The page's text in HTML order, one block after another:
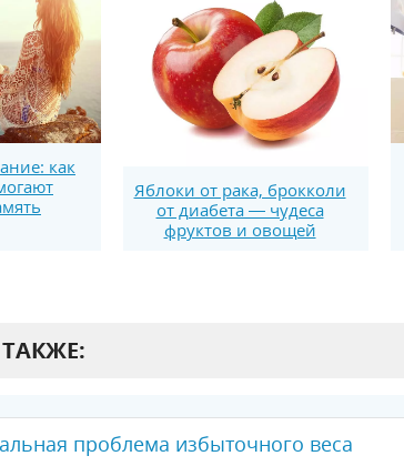
как
Яблоки от рака, брокколи
от диабета — чудеса
фруктов и овощей
проблема избыточного веса